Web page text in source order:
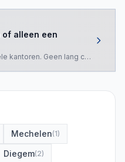
alleen een
kantoren. Geen lang contract
Mechelen(1)
Diegem(2)